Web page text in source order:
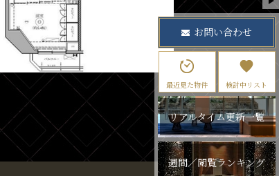
お問い合わせ
最近見た物件 検討中リスト
リアルタイム更新一覧
週間／閲覧ランキング